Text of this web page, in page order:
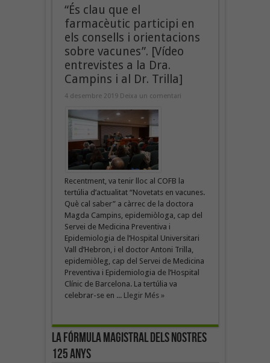
“És clau que el
farmacèutic participi en
els consells i orientacions
sobre vacunes”. [Vídeo
entrevistes a la Dra.
Campins i al Dr. Trilla]
4 desembre 2019 Deixa un comentari
Recentment, va tenir lloc al COFB la
tertúlia d’actualitat “Novetats en vacunes.
Què cal saber” a càrrec de la doctora
Magda Campins, epidemiòloga, cap del
Servei de Medicina Preventiva i
Epidemiologia de l’Hospital Universitari
Vall d’Hebron, i el doctor Antoni Trilla,
epidemiòleg, cap del Servei de Medicina
Preventiva i Epidemiologia de l’Hospital
Clínic de Barcelona. La tertúlia va
celebrar-se en ... Llegir Més »
La fórmula magistral dels nostres
125 anys